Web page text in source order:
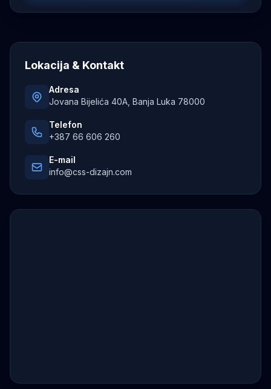
Lokacija & Kontakt
Adresa
Jovana Bijelića 40A, Banja Luka 78000
Telefon
+387 66 606 260
E-mail
info@css-dizajn.com